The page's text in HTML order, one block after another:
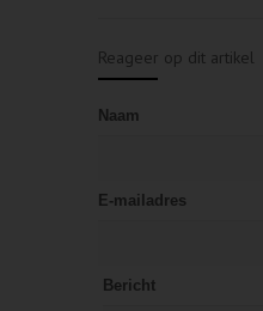
Reageer op dit artikel
Naam
E-mailadres
Bericht